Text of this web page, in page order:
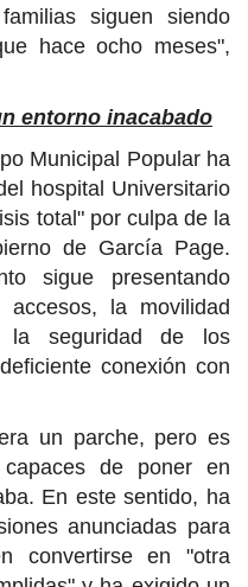
siguen siendo
hace ocho meses",
entorno inacabado
Municipal Popular ha
hospital Universitario
total" por culpa de la
de García Page.
sigue presentando
la movilidad
la seguridad de los
conexión con
un parche, pero es
de poner en
En este sentido, ha
anunciadas para
convertirse en "otra